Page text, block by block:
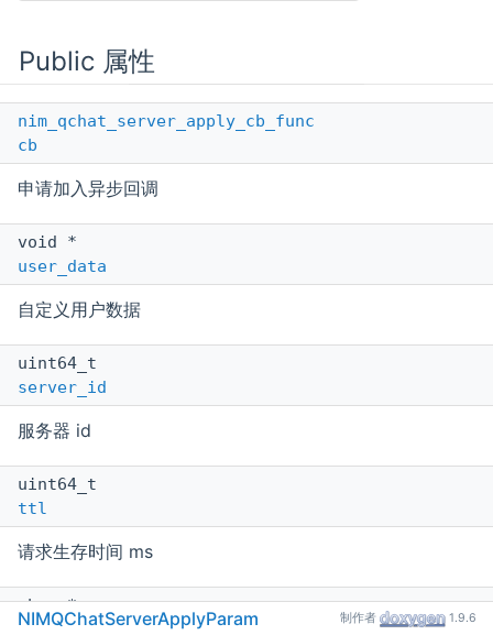
Public 属性
nim_qchat_server_apply_cb_func
cb
申请加入异步回调
void *
user_data
自定义用户数据
uint64_t
server_id
服务器 id
uint64_t
ttl
请求生存时间 ms
char *
postscript
NIMQChatServerApplyParam 制作者 1.9.6